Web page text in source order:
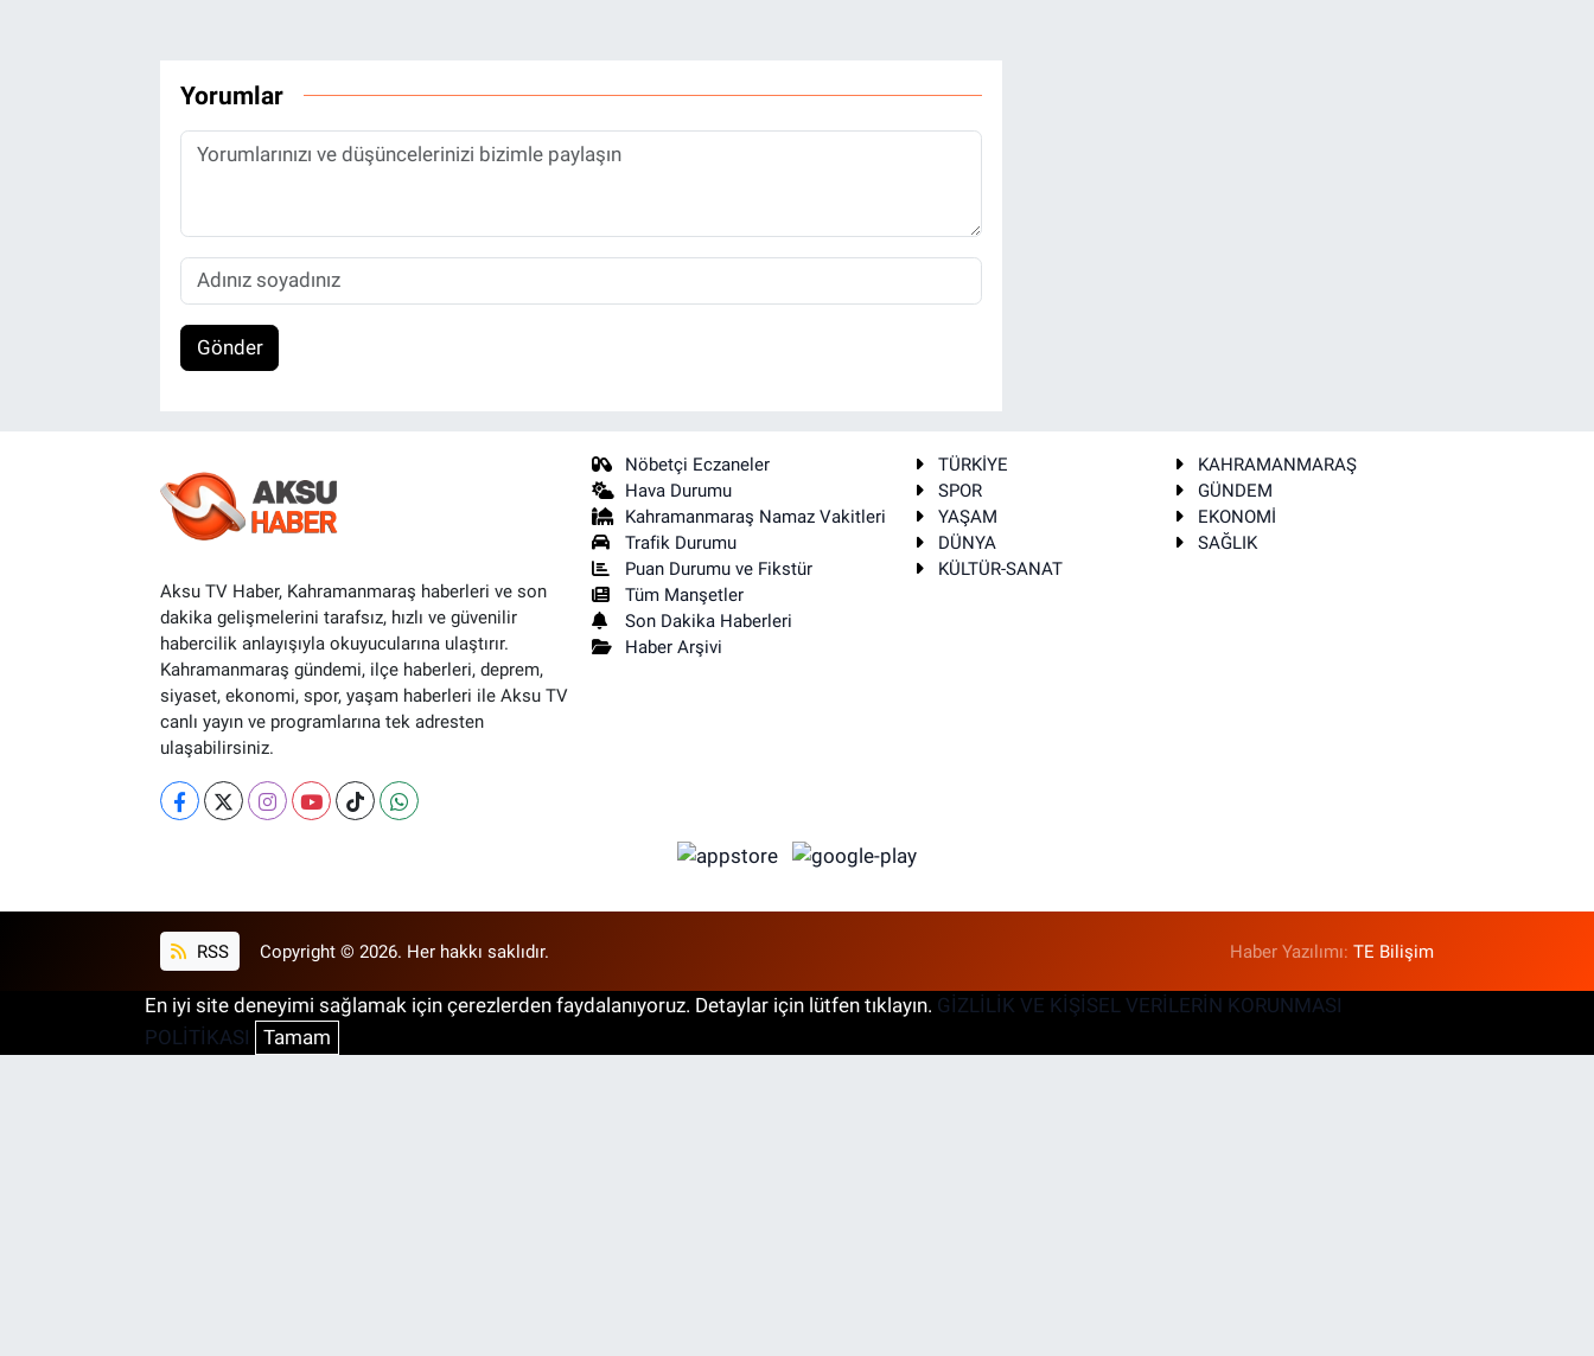
Yorumlar
Gönder
Aksu TV Haber, Kahramanmaraş haberleri ve son
dakika gelişmelerini tarafsız, hızlı ve güvenilir
habercilik anlayışıyla okuyucularına ulaştırır.
Kahramanmaraş gündemi, ilçe haberleri, deprem,
siyaset, ekonomi, spor, yaşam haberleri ile Aksu TV
canlı yayın ve programlarına tek adresten
ulaşabilirsiniz.
Nöbetçi Eczaneler
Hava Durumu
Kahramanmaraş Namaz Vakitleri
Trafik Durumu
Puan Durumu ve Fikstür
Tüm Manşetler
Son Dakika Haberleri
Haber Arşivi
TÜRKİYE
KAHRAMANMARAŞ
SPOR
GÜNDEM
YAŞAM
EKONOMİ
DÜNYA
SAĞLIK
KÜLTÜR-SANAT
RSS Copyright © 2026. Her hakkı saklıdır. Haber Yazılımı:TE Bilişim
En iyi site deneyimi sağlamak için çerezlerden faydalanıyoruz. Detaylar için lütfen tıklayın. GİZLİLİK VE KİŞİSEL VERİLERİN KORUNMASI
POLİTİKASI
Tamam